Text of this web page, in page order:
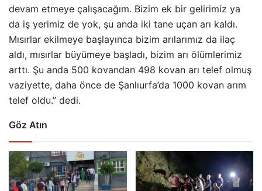
devam etmeye çalışacağım. Bizim ek bir gelirimiz ya
da iş yerimiz de yok, şu anda iki tane uçan arı kaldı.
Mısırlar ekilmeye başlayınca bizim arılarımız da ilaç
aldı, mısırlar büyümeye başladı, bizim arı ölümlerimiz
arttı. Şu anda 500 kovandan 498 kovan arı telef olmuş
vaziyette, daha önce de Şanlıurfa’da 1000 kovan arım
telef oldu.” dedi.
Göz Atın